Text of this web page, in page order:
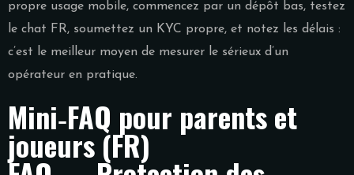
propre usage mobile, commencez par un dépôt bas, testez
le chat FR, soumettez un KYC propre, et notez les délais :
c’est le meilleur moyen de mesurer le sérieux d’un
opérateur en pratique.
Mini‑FAQ pour parents et
joueurs (FR)